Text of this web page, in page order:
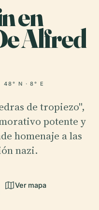
en
Alfred
48° N · 8° E
de tropiezo",
potente y
homenaje a las
nazi.
Ver mapa